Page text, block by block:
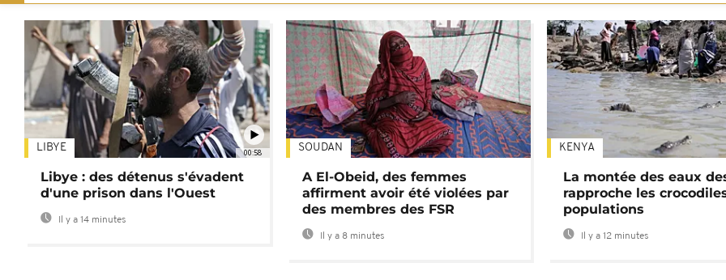
00:58
LIBYE
Libye : des détenus s'évadent
d'une prison dans l'Ouest
Il y a 14 minutes
SOUDAN
A El-Obeid, des femmes
affirment avoir été violées par
des membres des FSR
Il y a 8 minutes
KENYA
La montée des eaux
rapproche les
populations
Il y a 12 minutes